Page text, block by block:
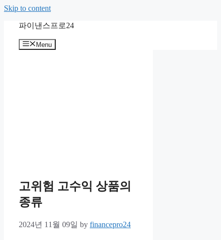
Skip to content
파이낸스프로24
Menu
고위험 고수익 상품의
종류
2024년 11월 09일 by financepro24